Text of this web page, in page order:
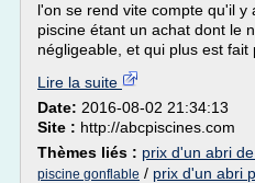
l'on se rend vite compte qu'il y
piscine étant un achat dont le
négligeable, et qui plus est fait
Lire la suite
Date: 2016-08-02 21:34:13
Site : http://abcpiscines.com
Thèmes liés : prix d'un abri
piscine gonflable / prix d'un abri